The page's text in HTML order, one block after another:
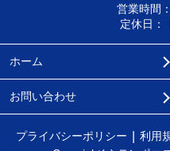
営業時間：
定休日：
ホーム
お問い合わせ
プライバシーポリシー 利用